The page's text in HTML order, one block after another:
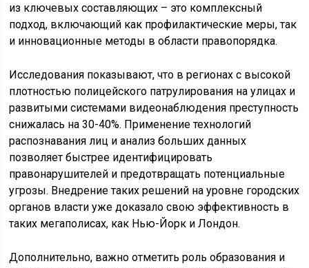
из ключевых составляющих – это комплексный
подход, включающий как профилактические меры, так
и инновационные методы в области правопорядка.
Исследования показывают, что в регионах с высокой
плотностью полицейского патрулирования на улицах и
развитыми системами видеонаблюдения преступность
снижалась на 30-40%. Применение технологий
распознавания лиц и анализ больших данных
позволяет быстрее идентифицировать
правонарушителей и предотвращать потенциальные
угрозы. Внедрение таких решений на уровне городских
органов власти уже доказало свою эффективность в
таких мегаполисах, как Нью-Йорк и Лондон.
Дополнительно, важно отметить роль образования и